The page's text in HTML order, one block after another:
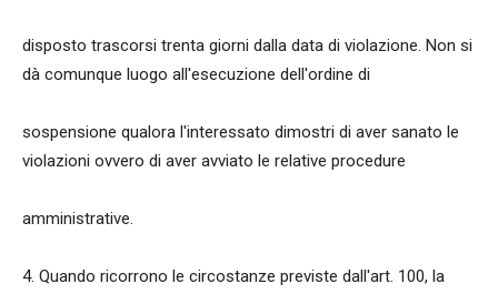
disposto trascorsi trenta giorni dalla data di violazione. Non si
dà comunque luogo all'esecuzione dell'ordine di
sospensione qualora l'interessato dimostri di aver sanato le
violazioni ovvero di aver avviato le relative procedure
amministrative.
4. Quando ricorrono le circostanze previste dall'art. 100, la